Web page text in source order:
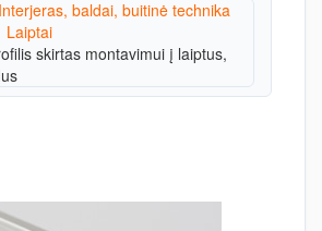
Interjeras, baldai, buitinė technika
Laiptai
skirtas montavimui į laiptus,